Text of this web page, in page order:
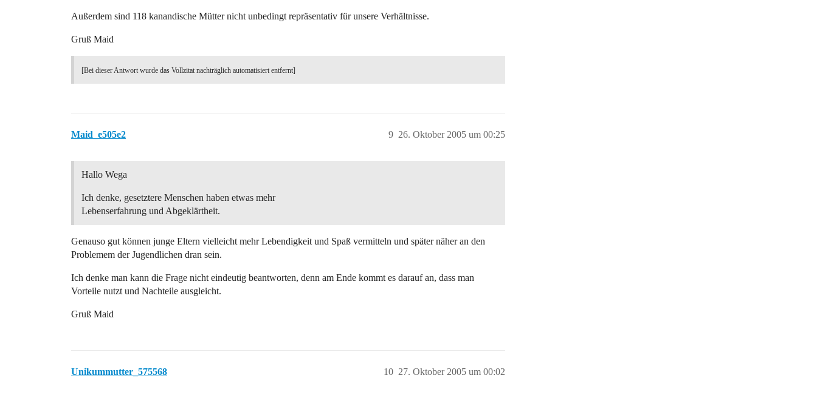
Außerdem sind 118 kanandische Mütter nicht unbedingt repräsentativ für unsere Verhältnisse.
Gruß Maid
[Bei dieser Antwort wurde das Vollzitat nachträglich automatisiert entfernt]
Maid_e505e2 26. Oktober 2005 um 00:25
9
Hallo Wega
Ich denke, gesetztere Menschen haben etwas mehr
Lebenserfahrung und Abgeklärtheit.
Genauso gut können junge Eltern vielleicht mehr Lebendigkeit und Spaß vermitteln und später näher an den
Problemem der Jugendlichen dran sein.
Ich denke man kann die Frage nicht eindeutig beantworten, denn am Ende kommt es darauf an, dass man
Vorteile nutzt und Nachteile ausgleicht.
Gruß Maid
Unikummutter_575568 27. Oktober 2005 um 00:02
10